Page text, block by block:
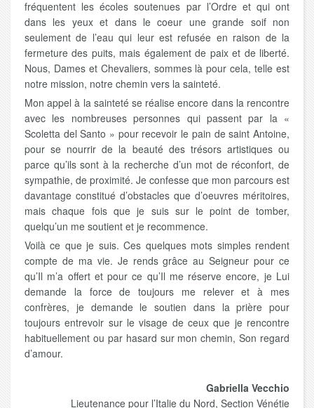
fréquentent les écoles soutenues par l’Ordre et qui ont
dans les yeux et dans le coeur une grande soif non
seulement de l’eau qui leur est refusée en raison de la
fermeture des puits, mais également de paix et de liberté.
Nous, Dames et Chevaliers, sommes là pour cela, telle est
notre mission, notre chemin vers la sainteté.
Mon appel à la sainteté se réalise encore dans la rencontre
avec les nombreuses personnes qui passent par la «
Scoletta del Santo » pour recevoir le pain de saint Antoine,
pour se nourrir de la beauté des trésors artistiques ou
parce qu’ils sont à la recherche d’un mot de réconfort, de
sympathie, de proximité. Je confesse que mon parcours est
davantage constitué d’obstacles que d’oeuvres méritoires,
mais chaque fois que je suis sur le point de tomber,
quelqu’un me soutient et je recommence.
Voilà ce que je suis. Ces quelques mots simples rendent
compte de ma vie. Je rends grâce au Seigneur pour ce
qu’Il m’a offert et pour ce qu’Il me réserve encore, je Lui
demande la force de toujours me relever et à mes
confrères, je demande le soutien dans la prière pour
toujours entrevoir sur le visage de ceux que je rencontre
habituellement ou par hasard sur mon chemin, Son regard
d’amour.
Gabriella Vecchio
Lieutenance pour l’Italie du Nord, Section Vénétie